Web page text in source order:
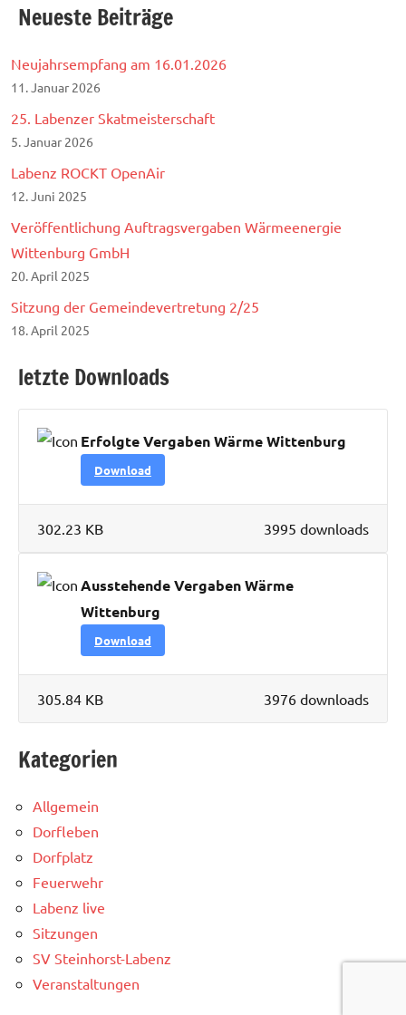
Neueste Beiträge
Neujahrsempfang am 16.01.2026
11. Januar 2026
25. Labenzer Skatmeisterschaft
5. Januar 2026
Labenz ROCKT OpenAir
12. Juni 2025
Veröffentlichung Auftragsvergaben Wärmeenergie
Wittenburg GmbH
20. April 2025
Sitzung der Gemeindevertretung 2/25
18. April 2025
letzte Downloads
Erfolgte Vergaben Wärme Wittenburg
Download
3995 downloads
302.23 KB
Ausstehende Vergaben Wärme
Wittenburg
Download
3976 downloads
305.84 KB
Kategorien
Allgemein
Dorfleben
Dorfplatz
Feuerwehr
Labenz live
Sitzungen
SV Steinhorst-Labenz
Veranstaltungen